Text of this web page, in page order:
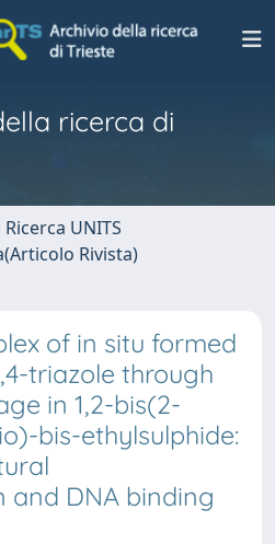
ricerca di
UNITS
Rivista)
of in situ formed
triazole through
in 1,2-bis(2-
bis-ethylsulphide:
and DNA binding